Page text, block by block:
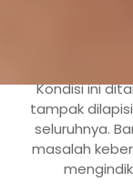
Kondisi ini
tampak
seluruhnya.
masalah